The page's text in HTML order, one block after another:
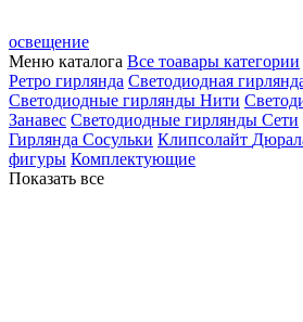
освещение
Меню каталога Все тоавары категории
Ретро гирлянда Светодиодная
Светодиодные гирлянды Нити
Занавес Светодиодные гирлянды Сети
Гирлянда Сосульки Клипсолайт
фигуры Комплектующие
Показать все